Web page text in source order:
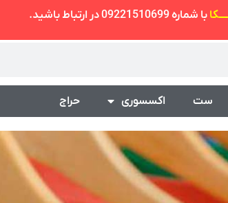
با شماره 09221510699 در ارتباط باشید.
ست اکسسوری حراج